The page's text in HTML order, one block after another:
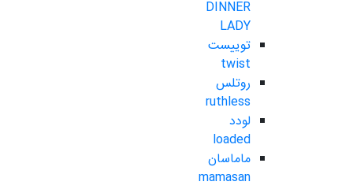
DINNER
LADY
توییست
twist
روتلس
ruthless
لودد
loaded
ماماسان
mamasan